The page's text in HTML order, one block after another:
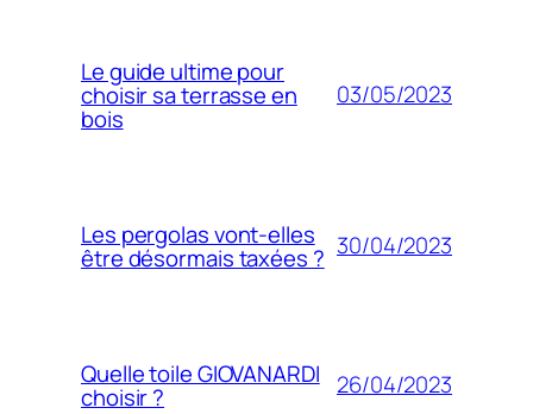
Le guide ultime pour
choisir sa terrasse en
bois
03/05/2023
Les pergolas vont-elles
être désormais taxées ? 30/04/2023
Quelle toile GIOVANARDI
choisir ? 26/04/2023